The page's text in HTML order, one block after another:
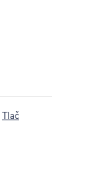
Tlač